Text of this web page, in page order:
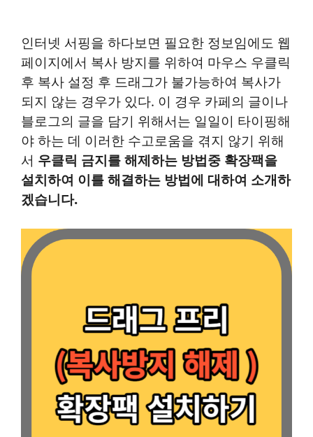
인터넷 서핑을 하다보면 필요한 정보임에도 웹
페이지에서 복사 방지를 위하여 마우스 우클릭
후 복사 설정 후 드래그가 불가능하여 복사가
되지 않는 경우가 있다. 이 경우 카페의 글이나
블로그의 글을 담기 위해서는 일일이 타이핑해
야 하는 데 이러한 수고로움을 겪지 않기 위해
서 우클릭 금지를 해제하는 방법중 확장팩을
설치하여 이를 해결하는 방법에 대하여 소개하
겠습니다.